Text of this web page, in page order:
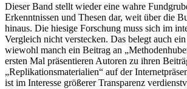
Dieser Band stellt wieder eine wahre
Erkenntnissen und Thesen dar, weit über die
hinaus. Die hiesige Forschung muss sich im
Vergleich nicht verstecken. Das belegt auch
wiewohl manch ein Beitrag an
ersten Mal präsentieren Autoren zu ihren
„Replikationsmaterialien“ auf der
ist im Interesse größerer Transparenz